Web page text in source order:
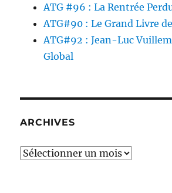
ATG #96 : La Rentrée
ATG#90 : Le Grand Livre
ATG#92 : Jean-Luc
Global
ARCHIVES
Archives